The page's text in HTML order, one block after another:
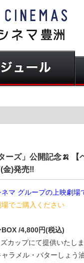
ーズ」公開記念🍌
金)発売‼️
マ グループの上映劇場
でご購入ください
/4,800円(税込)
カップにて提供いたしま
ラメル・バターしょう